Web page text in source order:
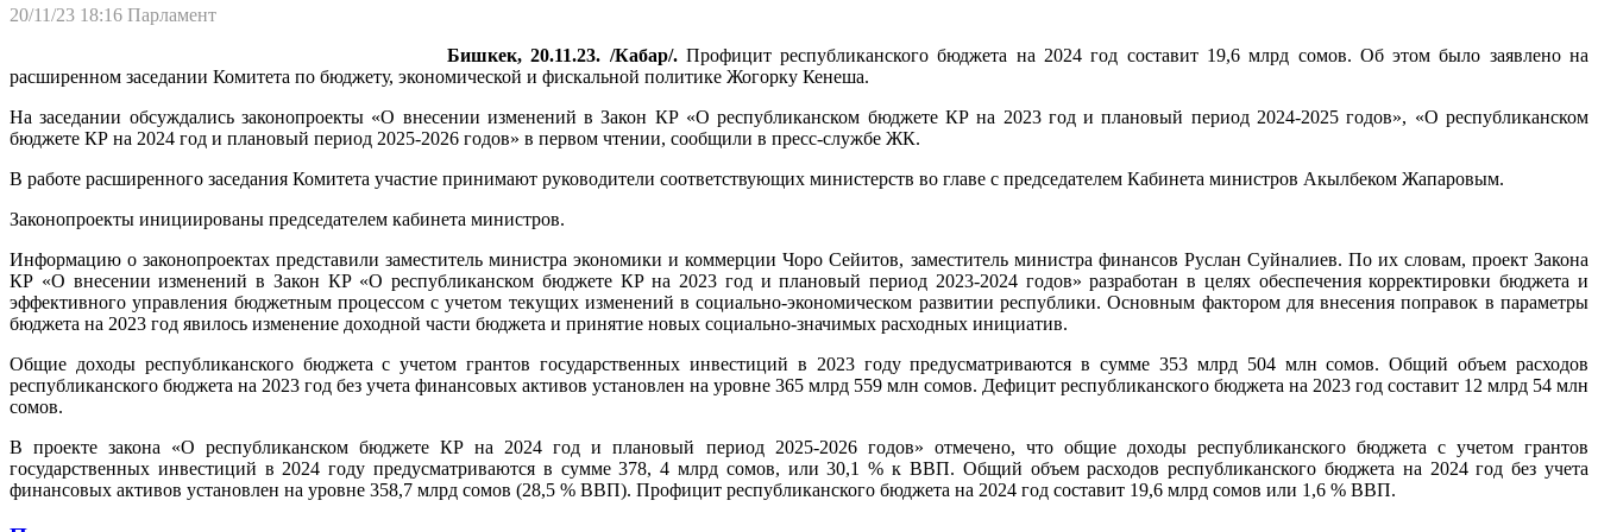
20/11/23 18:16 Парламент
Бишкек, 20.11.23. /Кабар/.Профицит республиканского бюджета на 2024 год составит 19,6 млрд сомов. Об этом было заявлено на
расширенном заседании Комитета по бюджету, экономической и фискальной политике Жогорку Кенеша.
На заседании обсуждались законопроекты «О внесении изменений в Закон КР «О республиканском бюджете КР на 2023 год и плановый период 2024-2025 годов», «О республиканском
бюджете КР на 2024 год и плановый период 2025-2026 годов» в первом чтении, сообщили в пресс-службе ЖК.
В работе расширенного заседания Комитета участие принимают руководители соответствующих министерств во главе с председателем Кабинета министров Акылбеком Жапаровым.
Законопроекты инициированы председателем кабинета министров.
Информацию о законопроектах представили заместитель министра экономики и коммерции Чоро Сейитов, заместитель министра финансов Руслан Суйналиев. По их словам, проект Закона
КР «О внесении изменений в Закон КР «О республиканском бюджете КР на 2023 год и плановый период 2023-2024 годов» разработан в целях обеспечения корректировки бюджета и
эффективного управления бюджетным процессом с учетом текущих изменений в социально-экономическом развитии республики. Основным фактором для внесения поправок в параметры
бюджета на 2023 год явилось изменение доходной части бюджета и принятие новых социально-значимых расходных инициатив.
Общие доходы республиканского бюджета с учетом грантов государственных инвестиций в 2023 году предусматриваются в сумме 353 млрд 504 млн сомов. Общий объем расходов
республиканского бюджета на 2023 год без учета финансовых активов установлен на уровне 365 млрд 559 млн сомов. Дефицит республиканского бюджета на 2023 год составит 12 млрд 54 млн
сомов.
В проекте закона «О республиканском бюджете КР на 2024 год и плановый период 2025-2026 годов» отмечено, что общие доходы республиканского бюджета с учетом грантов
государственных инвестиций в 2024 году предусматриваются в сумме 378, 4 млрд сомов, или 30,1 % к ВВП. Общий объем расходов республиканского бюджета на 2024 год без учета
финансовых активов установлен на уровне 358,7 млрд сомов (28,5 % ВВП). Профицит республиканского бюджета на 2024 год составит 19,6 млрд сомов или 1,6 % ВВП.